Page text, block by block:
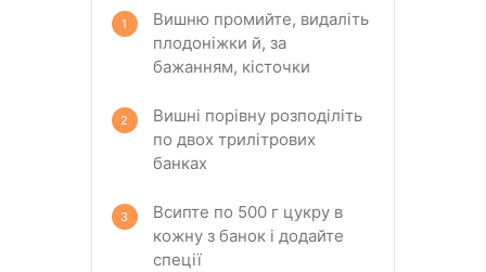
Вишню промийте, видаліть
плодоніжки й, за
бажанням, кісточки
Вишні порівну розподіліть
по двох трилітрових
банках
Всипте по 500 г цукру в
кожну з банок і додайте
спеції